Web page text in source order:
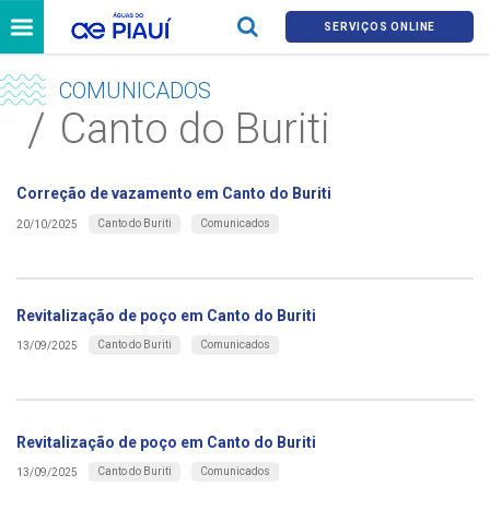
SERVIÇOS ONLINE
COMUNICADOS
Canto do Buriti
Correção de vazamento em Canto do Buriti
20/10/2025 Canto do Buriti Comunicados
Revitalização de poço em Canto do Buriti
13/09/2025 Canto do Buriti Comunicados
Revitalização de poço em Canto do Buriti
13/09/2025 Canto do Buriti Comunicados